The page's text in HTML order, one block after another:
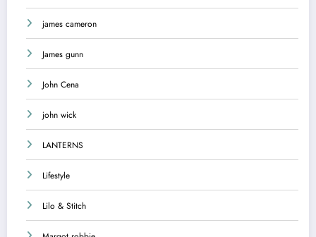
james cameron
James gunn
John Cena
john wick
LANTERNS
Lifestyle
Lilo & Stitch